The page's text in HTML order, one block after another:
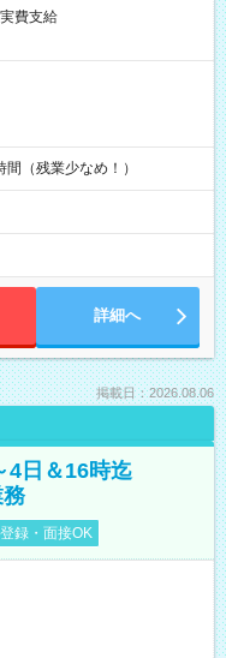
費支給
（残業少なめ！）
詳細へ
掲載日：2026.08.06
4日＆16時迄
録・面接OK